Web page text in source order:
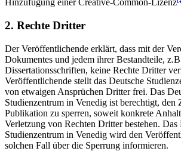
Hinzufügung einer Creative-Common-Lizenz
2. Rechte Dritter
Der Veröffentlichende erklärt, dass mit der
Dokumentes und jedem ihrer Bestandteile,
Dissertationsschriften, keine Rechte Dritter
Veröffentlichende stellt das Deutsche
von etwaigen Ansprüchen Dritter frei. Das
Studienzentrum in Venedig ist berechtigt, den
Publikation zu sperren, soweit konkrete
Verletzung von Rechten Dritter bestehen. Das
Studienzentrum in Venedig wird den
solchen Fall über die Sperrung informieren.